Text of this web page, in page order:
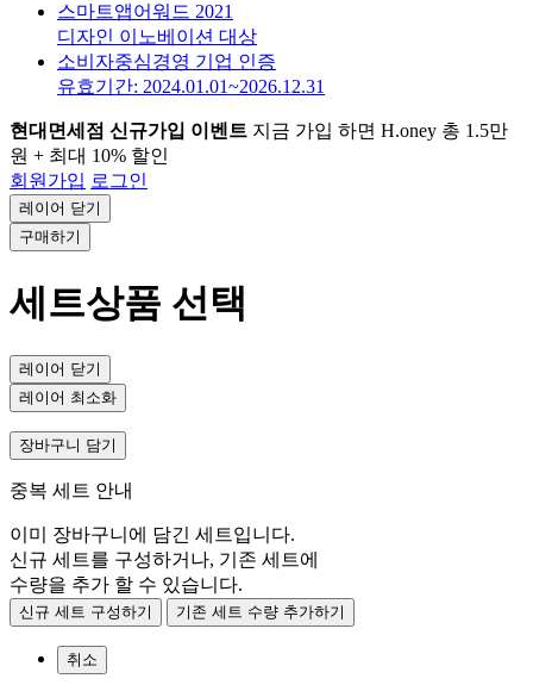
스마트앱어워드 2021
디자인 이노베이션 대상
소비자중심경영 기업 인증
유효기간: 2024.01.01~2026.12.31
현대면세점 신규가입 이벤트 지금 가입 하면 H.oney 총 1.5만
원 + 최대 10% 할인
회원가입 로그인
레이어 닫기
구매하기
세트상품 선택
레이어 닫기
레이어 최소화
장바구니 담기
중복 세트 안내
이미 장바구니에 담긴 세트입니다.
신규 세트를 구성하거나, 기존 세트에
수량을 추가 할 수 있습니다.
신규 세트 구성하기 기존 세트 수량 추가하기
취소